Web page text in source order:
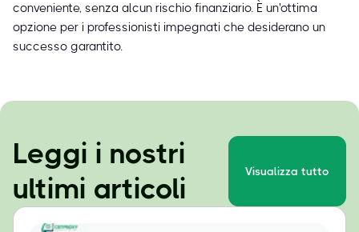
conveniente, senza alcun rischio finanziario. È un'ottima
opzione per i professionisti impegnati che desiderano un
successo garantito.
Leggi i nostri
ultimi articoli
Visualizza tutto